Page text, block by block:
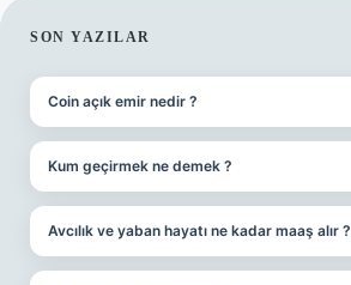
SIDEBAR
SON YAZILAR
Coin açık emir nedir ?
Kum geçirmek ne demek ?
Avcılık ve yaban hayatı ne kadar maaş alır ?